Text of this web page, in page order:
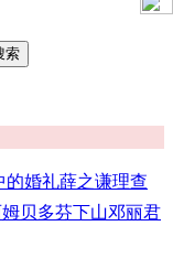
索
的婚礼薛之谦理查
贝多芬下山邓丽君